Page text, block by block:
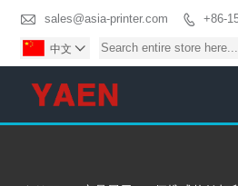
 sales@asia-printer.com  +86-
中文 